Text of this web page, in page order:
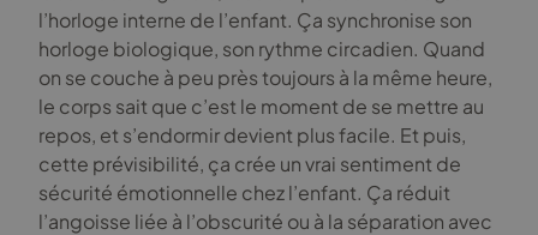
l’horloge interne de l’enfant. Ça synchronise son
horloge biologique, son rythme circadien. Quand
on se couche à peu près toujours à la même heure,
le corps sait que c’est le moment de se mettre au
repos, et s’endormir devient plus facile. Et puis,
cette prévisibilité, ça crée un vrai sentiment de
sécurité émotionnelle chez l’enfant. Ça réduit
l’angoisse liée à l’obscurité ou à la séparation avec